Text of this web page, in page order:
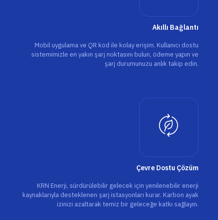
Akıllı Bağlantı
Mobil uygulama ve QR kod ile kolay erişim. Kullanıcı dostu
sistemimizle en yakın şarj noktasını bulun, ödeme yapın ve
şarj durumunuzu anlık takip edin.
Çevre Dostu Çözüm
KRN Enerji, sürdürülebilir gelecek için yenilenebilir enerji
kaynaklarıyla desteklenen şarj istasyonları kurar. Karbon ayak
izinizi azaltarak temiz bir geleceğe katkı sağlayın.